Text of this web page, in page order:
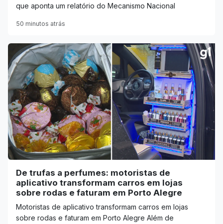
que aponta um relatório do Mecanismo Nacional
50 minutos atrás
De trufas a perfumes: motoristas de
aplicativo transformam carros em lojas
sobre rodas e faturam em Porto Alegre
Motoristas de aplicativo transformam carros em lojas
sobre rodas e faturam em Porto Alegre Além de